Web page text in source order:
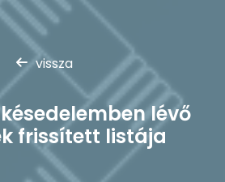
Hírek
Partnerek
Keresés
vissza
lévő
frissített listája